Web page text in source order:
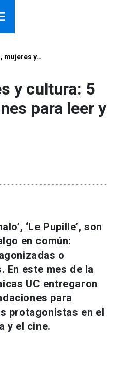
launch
mujeres y…
y cultura: 5
para leer y
‘Le Pupille’, son
en común:
o
En este mes de la
UC entregaron
para
protagonistas en el
y el cine.